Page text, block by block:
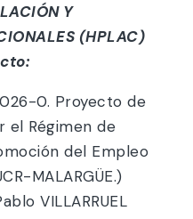
Y
(HPLAC)
0. Proyecto de
el Régimen de
del Empleo
MALARGÜE.)
VILLARRUEL